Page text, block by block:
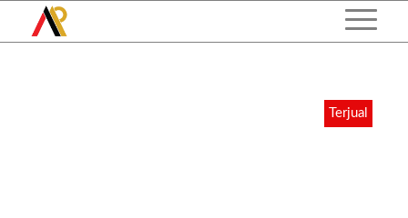
Terjual